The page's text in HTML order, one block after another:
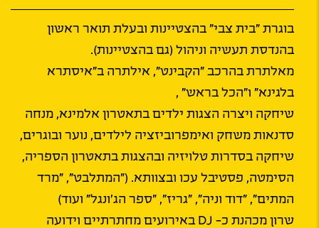
בוגרת "בית צבי" בהצטיינות ובעלת תואר ראשון
בהנדסת תעשיה וניהול (גם בהצטיינות).
מאלתרת בהרכב "הקבינט", אילתרה ב"איסתרא
בלגינא" ו״הכל בראש״ ,
שיחקה ויצרה הצגות ילדים בתאטרון אלמינא, מנחה
סדנאות משחק ואימפרוביזציה לילדים, נוער ובוגרים,
שיחקה בסדרות טלויזיה ובהצגות בתאטרון הספריה,
הסימטה, פסטיבל עכו ובצוותא. (״המתלבט״, ״מרד
המתים״, ״דוד וניה״, ״גריז״, ״ספר הג׳ונגל״ ועוד)
שרון מכהנת כ- DJ באירועים מחתרתיים וידועה